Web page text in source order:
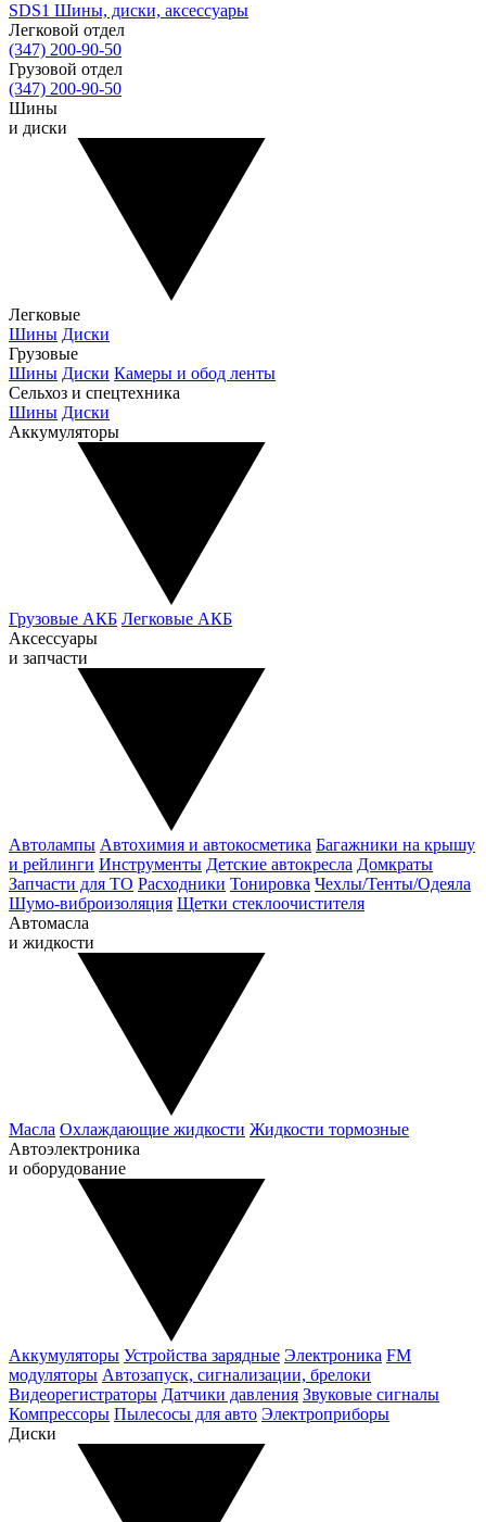
SDS1 Шины, диски, аксессуары
Легковой отдел
(347) 200-90-50
Грузовой отдел
(347) 200-90-50
Шины
и диски
Легковые
Шины Диски
Грузовые
Шины Диски Камеры и обод ленты
Сельхоз и спецтехника
Шины Диски
Аккумуляторы
Грузовые АКБ Легковые АКБ
Аксессуары
и запчасти
Автолампы Автохимия и автокосметика Багажники на крышу
и рейлинги Инструменты Детские автокресла Домкраты
Запчасти для ТО Расходники Тонировка Чехлы/Тенты/Одеяла
Шумо-виброизоляция Щетки стеклоочистителя
Автомасла
и жидкости
Масла Охлаждающие жидкости Жидкости тормозные
Автоэлектроника
и оборудование
Аккумуляторы Устройства зарядные Электроника FM
модуляторы Автозапуск, сигнализации, брелоки
Видеорегистраторы Датчики давления Звуковые сигналы
Компрессоры Пылесосы для авто Электроприборы
Диски